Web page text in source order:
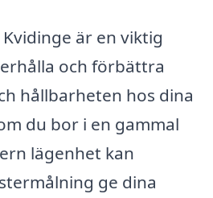
är en viktig
och förbättra
hållbarheten hos dina
du bor i en gammal
lägenhet kan
ge dina